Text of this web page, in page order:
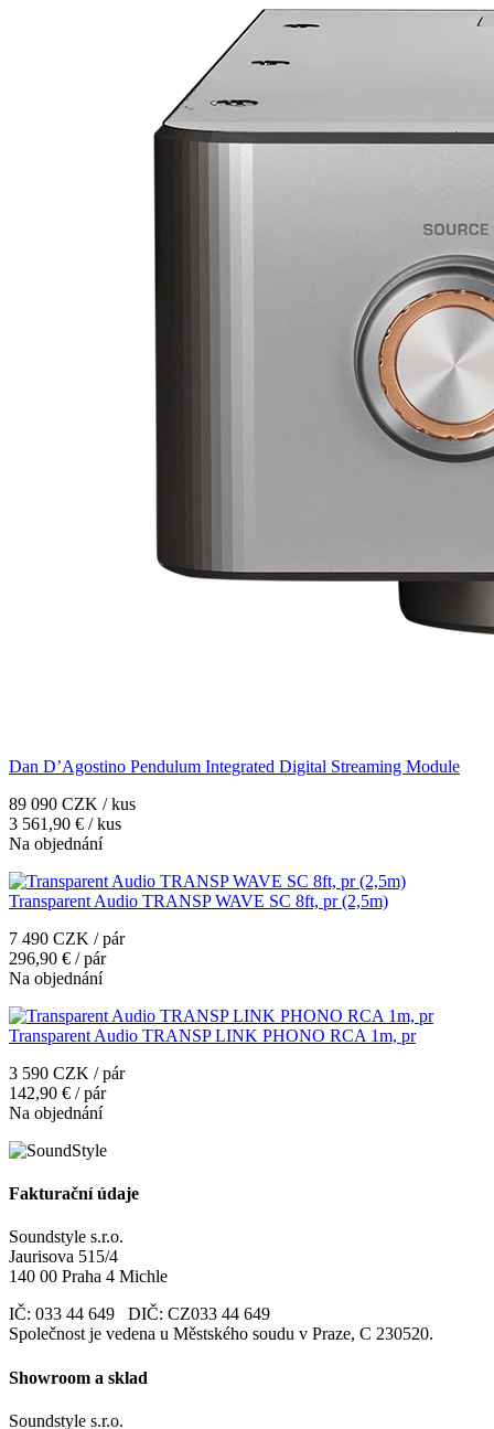
Dan D’Agostino Pendulum Integrated Digital Streaming Module
89 090 CZK / kus
3 561,90 € / kus
Na objednání
Transparent Audio TRANSP WAVE SC 8ft, pr (2,5m)
7 490 CZK / pár
296,90 € / pár
Na objednání
Transparent Audio TRANSP LINK PHONO RCA 1m, pr
3 590 CZK / pár
142,90 € / pár
Na objednání
Fakturační údaje
Soundstyle s.r.o.
Jaurisova 515/4
140 00 Praha 4 Michle
IČ: 033 44 649 DIČ: CZ033 44 649
Společnost je vedena u Městského soudu v Praze, C 230520.
Showroom a sklad
Soundstyle s.r.o.